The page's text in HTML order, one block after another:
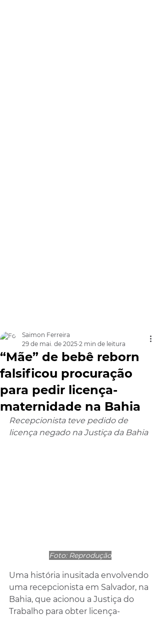
“Mãe” de bebê reborn
falsificou procuração
para pedir licença-
maternidade na Bahia
Saimon Ferreira
29 de mai. de 2025 2 min de leitura
Recepcionista teve pedido de
licença negado na Justiça da Bahia
Foto: Reprodução
Uma história inusitada envolvendo
uma recepcionista em Salvador, na
Bahia, que acionou a Justiça do
Trabalho para obter licença-